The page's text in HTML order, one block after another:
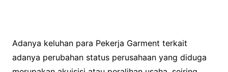
Adanya keluhan para Pekerja Garment terkait
adanya perubahan status perusahaan yang diduga